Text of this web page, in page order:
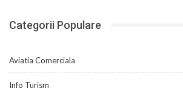
Categorii Populare
Aviatia Comerciala
Info Turism